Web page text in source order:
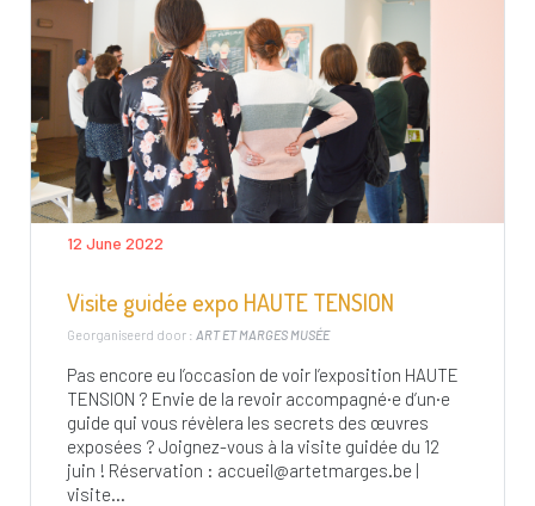
12 June 2022
Visite guidée expo HAUTE TENSION
Georganiseerd door : ART ET MARGES MUSÉE
Pas encore eu l’occasion de voir l’exposition HAUTE
TENSION ? Envie de la revoir accompagné·e d’un·e
guide qui vous révèlera les secrets des œuvres
exposées ? Joignez-vous à la visite guidée du 12
juin ! Réservation : accueil@artetmarges.be |
visite...